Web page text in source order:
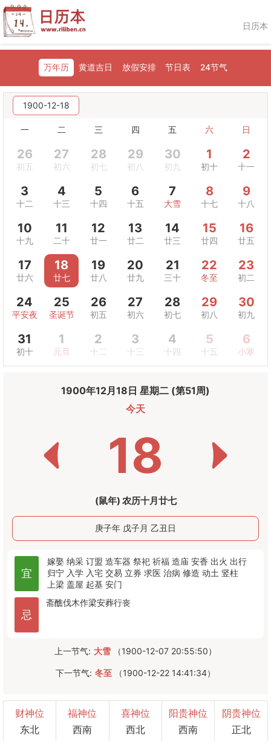
日历本
万年历 黄道吉日 放假安排 节日表 24节气
1900-12-18
一 二 三 四 五 六 日
26
初五
27
初六
28
初七
29
初八
30
初九
1
初十
2
十一
3
十二
4
十三
5
十四
6
十五
7
大雪
8
十七
9
十八
10
十九
11
二十
12
廿一
13
廿二
14
廿三
15
廿四
16
廿五
17
廿六
18
廿七
19
廿八
20
廿九
21
三十
22
冬至
23
初二
24
平安夜
25
圣诞节
26
初五
27
初六
28
初七
29
初八
30
初九
31
初十
1
元旦
2 3 4
十四
5
十五
6
小寒
1900年12月18日 星期二 (第51周)
今天
18
(鼠年) 农历十月廿七
庚子年 戊子月 乙丑日
宜
嫁娶 纳采 订盟 造车器 祭祀 祈福 造庙 安香 出火 出行
归宁 入学 入宅 交易 立券 求医 治病 修造 动土 竖柱
上梁 盖屋 起基 安门
忌
斋醮伐木作梁安葬行丧
上一节气: 大雪 （1900-12-07 20:55:50）
下一节气: 冬至 （1900-12-22 14:41:34）
财神位
东北
福神位
西南
喜神位
西北
阳贵神位
西南
阴贵神位
正北